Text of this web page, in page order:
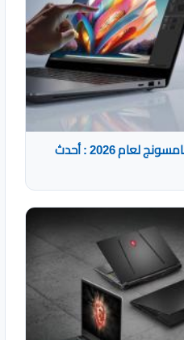
أفضل أجهزة اللاب توب من سامسونج لعام 2026 : أحدث